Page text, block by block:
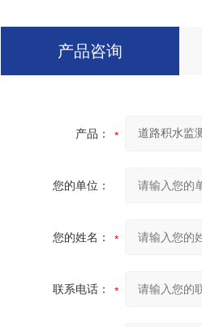
产品咨询
产品：
您的单位：
您的姓名：
联系电话：